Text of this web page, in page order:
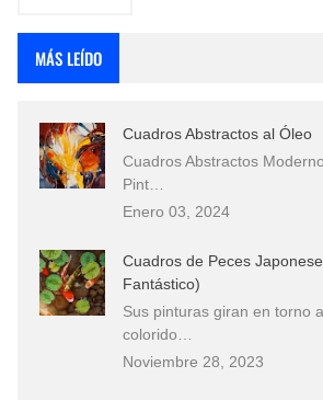
MÁS LEÍDO
Cuadros Abstractos al Óleo
Cuadros Abstractos
Pint…
Enero 03, 2024
Cuadros de Peces
Fantástico)
Sus pinturas giran en torno
colorido…
Noviembre 28, 2023